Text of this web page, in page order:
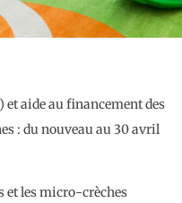
et les micro-crèches